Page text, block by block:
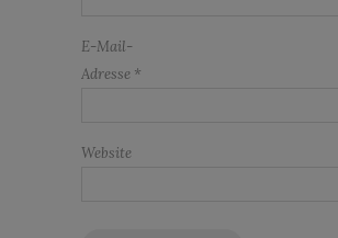
E-Mail-
Adresse *
Website